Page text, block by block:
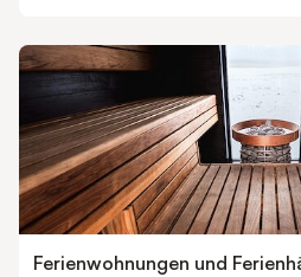
Ferienwohnungen und